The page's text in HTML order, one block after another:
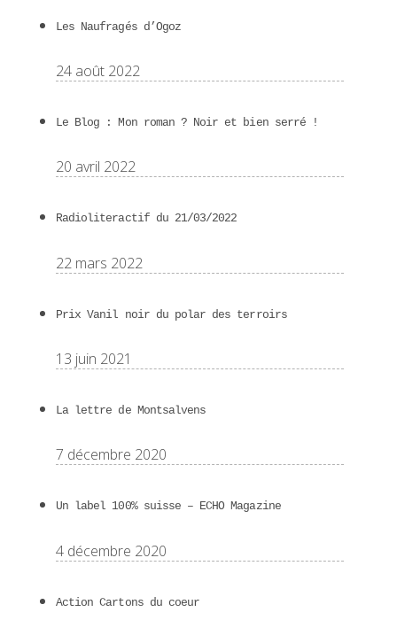
Les Naufragés d’Ogoz
24 août 2022
Le Blog : Mon roman ? Noir et bien serré !
20 avril 2022
Radioliteractif du 21/03/2022
22 mars 2022
Prix Vanil noir du polar des terroirs
13 juin 2021
La lettre de Montsalvens
7 décembre 2020
Un label 100% suisse – ECHO Magazine
4 décembre 2020
Action Cartons du coeur